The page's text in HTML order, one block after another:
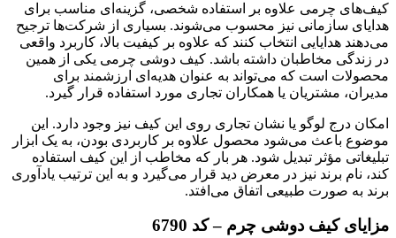
کیف‌های چرمی علاوه بر استفاده شخصی، گزینه‌ای مناسب برای
هدایای سازمانی نیز محسوب می‌شوند. بسیاری از شرکت‌ها ترجیح
می‌دهند هدایایی انتخاب کنند که علاوه بر کیفیت بالا، کاربرد واقعی
در زندگی مخاطبان داشته باشد. کیف دوشی چرمی یکی از همین
محصولات است که می‌تواند به عنوان هدیه‌ای ارزشمند برای
مدیران، مشتریان یا همکاران تجاری مورد استفاده قرار گیرد.
امکان درج لوگو یا نشان تجاری روی این کیف نیز وجود دارد. این
موضوع باعث می‌شود محصول علاوه بر کاربردی بودن، به یک ابزار
تبلیغاتی مؤثر تبدیل شود. هر بار که مخاطب از این کیف استفاده
کند، نام برند نیز در معرض دید قرار می‌گیرد و به این ترتیب یادآوری
برند به صورت طبیعی اتفاق می‌افتد.
مزایای کیف دوشی چرم – کد 6790